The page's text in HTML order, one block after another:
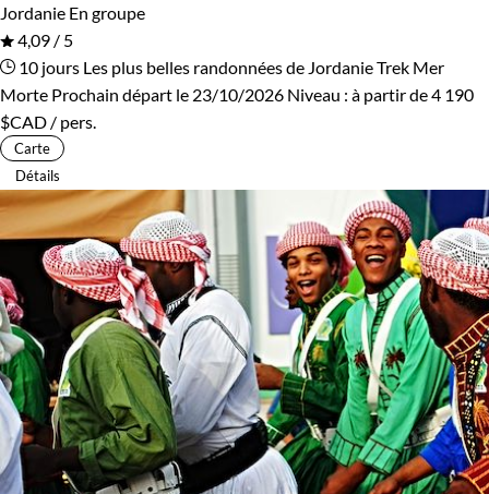
Jordanie En groupe
4,09 / 5
10 jours Les plus belles randonnées de JordanieTrek Mer
Morte Prochain départ le 23/10/2026 Niveau : à partir de4 190
$CAD / pers.
Carte
Détails